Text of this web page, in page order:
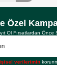
Özel
Ol Fırsatlardan Önce
verilerimin